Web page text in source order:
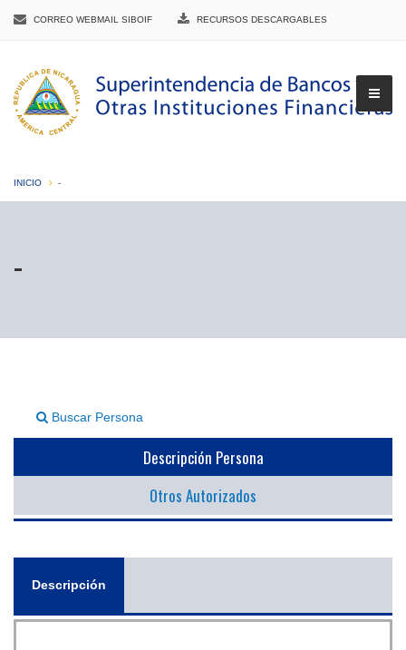
CORREO WEBMAIL SIBOIF RECURSOS DESCARGABLES
INICIO -
-
Buscar Persona
Descripción Persona
Otros Autorizados
Descripción